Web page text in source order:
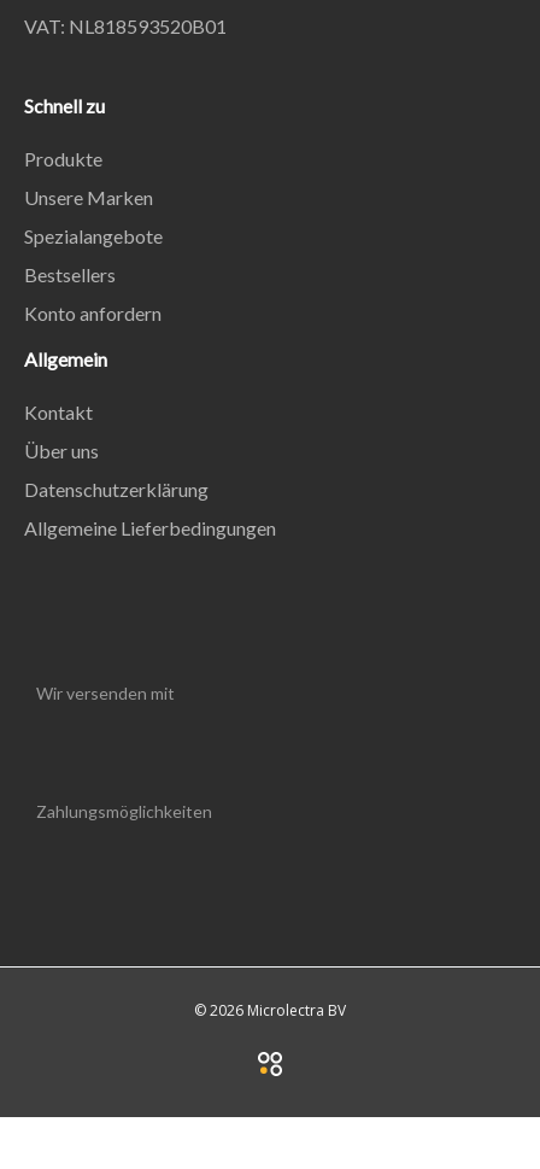
VAT: NL818593520B01
Schnell zu
Produkte
Unsere Marken
Spezialangebote
Bestsellers
Konto anfordern
Allgemein
Kontakt
Über uns
Datenschutzerklärung
Allgemeine Lieferbedingungen
Wir versenden mit
Zahlungsmöglichkeiten
© 2026 Microlectra BV